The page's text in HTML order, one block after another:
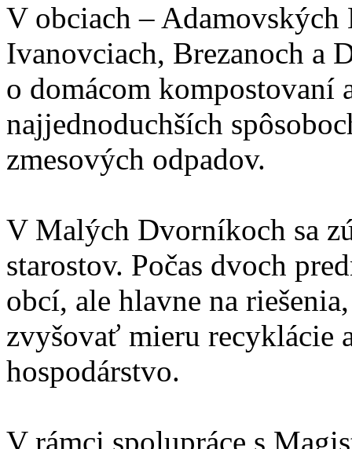
V obciach –
Ivanovciach, Brezanoch a
o domácom kompostovaní
najjednoduchších
zmesových odpadov.
V Malých Dvorníkoch sa
starostov. Počas dvoch
obcí, ale hlavne na
zvyšovať mieru recyklácie
hospodárstvo.
V rámci spolupráce s